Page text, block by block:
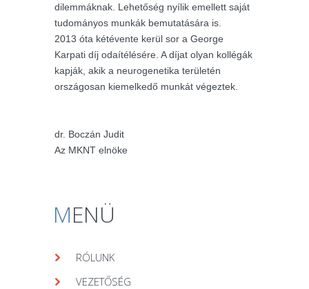
dilemmáknak. Lehetőség nyílik emellett saját
tudományos munkák bemutatására is.
2013 óta kétévente kerül sor a George
Karpati díj odaítélésére. A díjat olyan kollégák
kapják, akik a neurogenetika területén
országosan kiemelkedő munkát végeztek.
dr. Boczán Judit
Az MKNT elnöke
MENÜ
RÓLUNK
VEZETŐSÉG